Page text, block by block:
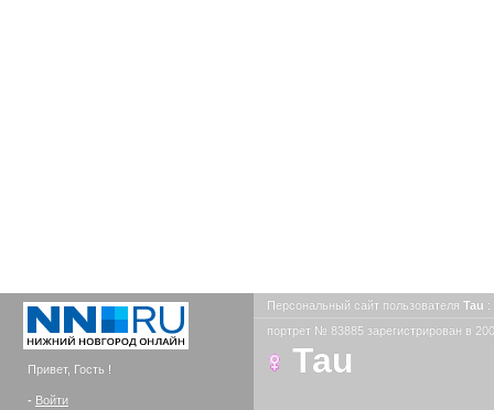
Привет, Гость !
- Войти
Персональный сайт пользователя Tau :
портрет № 83885 зарегистрирован в
Tau